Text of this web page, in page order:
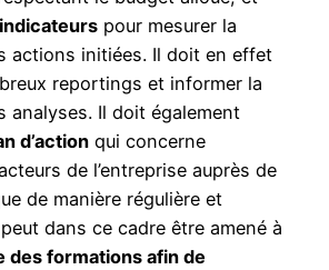
pour mesurer la
actions initiées. Il doit en effet
reportings et informer la
analyses. Il doit également
d’action qui concerne
de l’entreprise auprès de
de manière régulière et
dans ce cadre être amené à
des formations afin de